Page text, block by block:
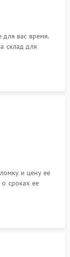
вас время.
склад для
и цену ее
сроках ее